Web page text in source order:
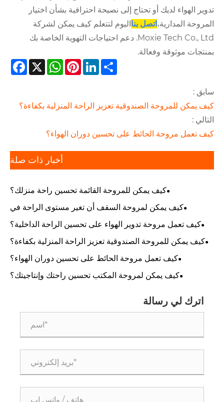
تدوير الهواء لديك أو تحتاج إلى نصيحة احترافية بشأن اختيار
المروحة المدارية،اتصل بنااليوم لتتعلم كيف يمكن لشركة
Moxie Tech Co., Ltd. دعم احتياجات التهوية الخاصة بك
بمنتجات موثوقة وفعالة.
X
WhatsAppPinterestLinkedInShare
سابق :
كيف يمكن للمروحة الصندوقية تعزيز الراحة المنزلية بكفاءة؟
التالي :
كيف تعمل مروحة الحائط على تحسين دوران الهواء؟
أخبار ذات صلة
كيف يمكن للمروحة القائمة تحسين راحة منزلك؟
كيف يمكن لمروحة السقف أن تغير مستوى الراحة في
منزلك؟
كيف تعمل مروحة تدوير الهواء على تحسين الراحة الداخلية؟
كيف يمكن للمروحة الصندوقية تعزيز الراحة المنزلية بكفاءة؟
كيف تعمل مروحة الحائط على تحسين دوران الهواء؟
كيف يمكن لمروحة المكتب تحسين راحتك وإنتاجيتك؟
اترك لي رسالة